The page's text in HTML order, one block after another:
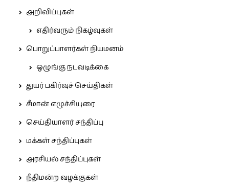
அறிவிப்புகள்
எதிர்வரும் நிகழ்வுகள்
பொறுப்பாளர்கள் நியமனம்
ஒழுங்கு நடவடிக்கை
துயர் பகிர்வுச் செய்திகள்
சீமான் எழுச்சியுரை
செய்தியாளர் சந்திப்பு
மக்கள் சந்திப்புகள்
அரசியல் சந்திப்புகள்
நீதிமன்ற வழக்குகள்